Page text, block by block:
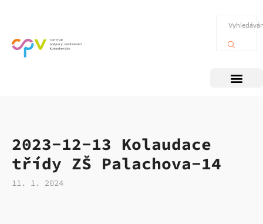
2023-12-13 Kolaudace
třídy ZŠ Palachova-14
11. 1. 2024